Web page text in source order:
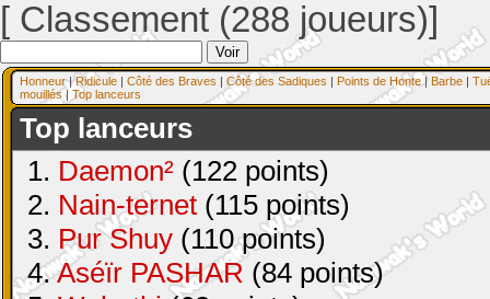
[ Classement (288 joueurs)]
Honneur|Ridicule | Côté des Braves | Côté des Sadiques | Points de Honte| Barbe |
mouillés| Top lanceurs
Top lanceurs
1. Daemon² (122 points)
2. Nain-ternet (115 points)
3. Pur Shuy (110 points)
4.Aséïr PASHAR (84 points)